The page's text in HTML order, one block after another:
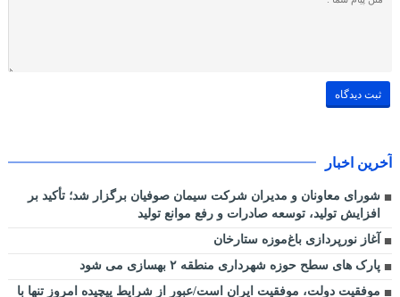
آخرین اخبار
شورای معاونان و مدیران شرکت سیمان صوفیان برگزار شد؛ تأکید بر
افزایش تولید، توسعه صادرات و رفع موانع تولید
آغاز نورپردازی باغ‌موزه ستارخان
پارک های سطح حوزه شهرداری منطقه ۲ بهسازی می شود
موفقیت دولت، موفقیت ایران است/عبور از شرایط پیچیده امروز تنها با